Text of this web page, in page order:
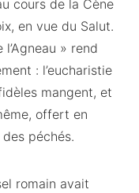
cours de la Cène
en vue du Salut.
» rend
: l’eucharistie
mangent, et
offert en
péchés.
romain avait